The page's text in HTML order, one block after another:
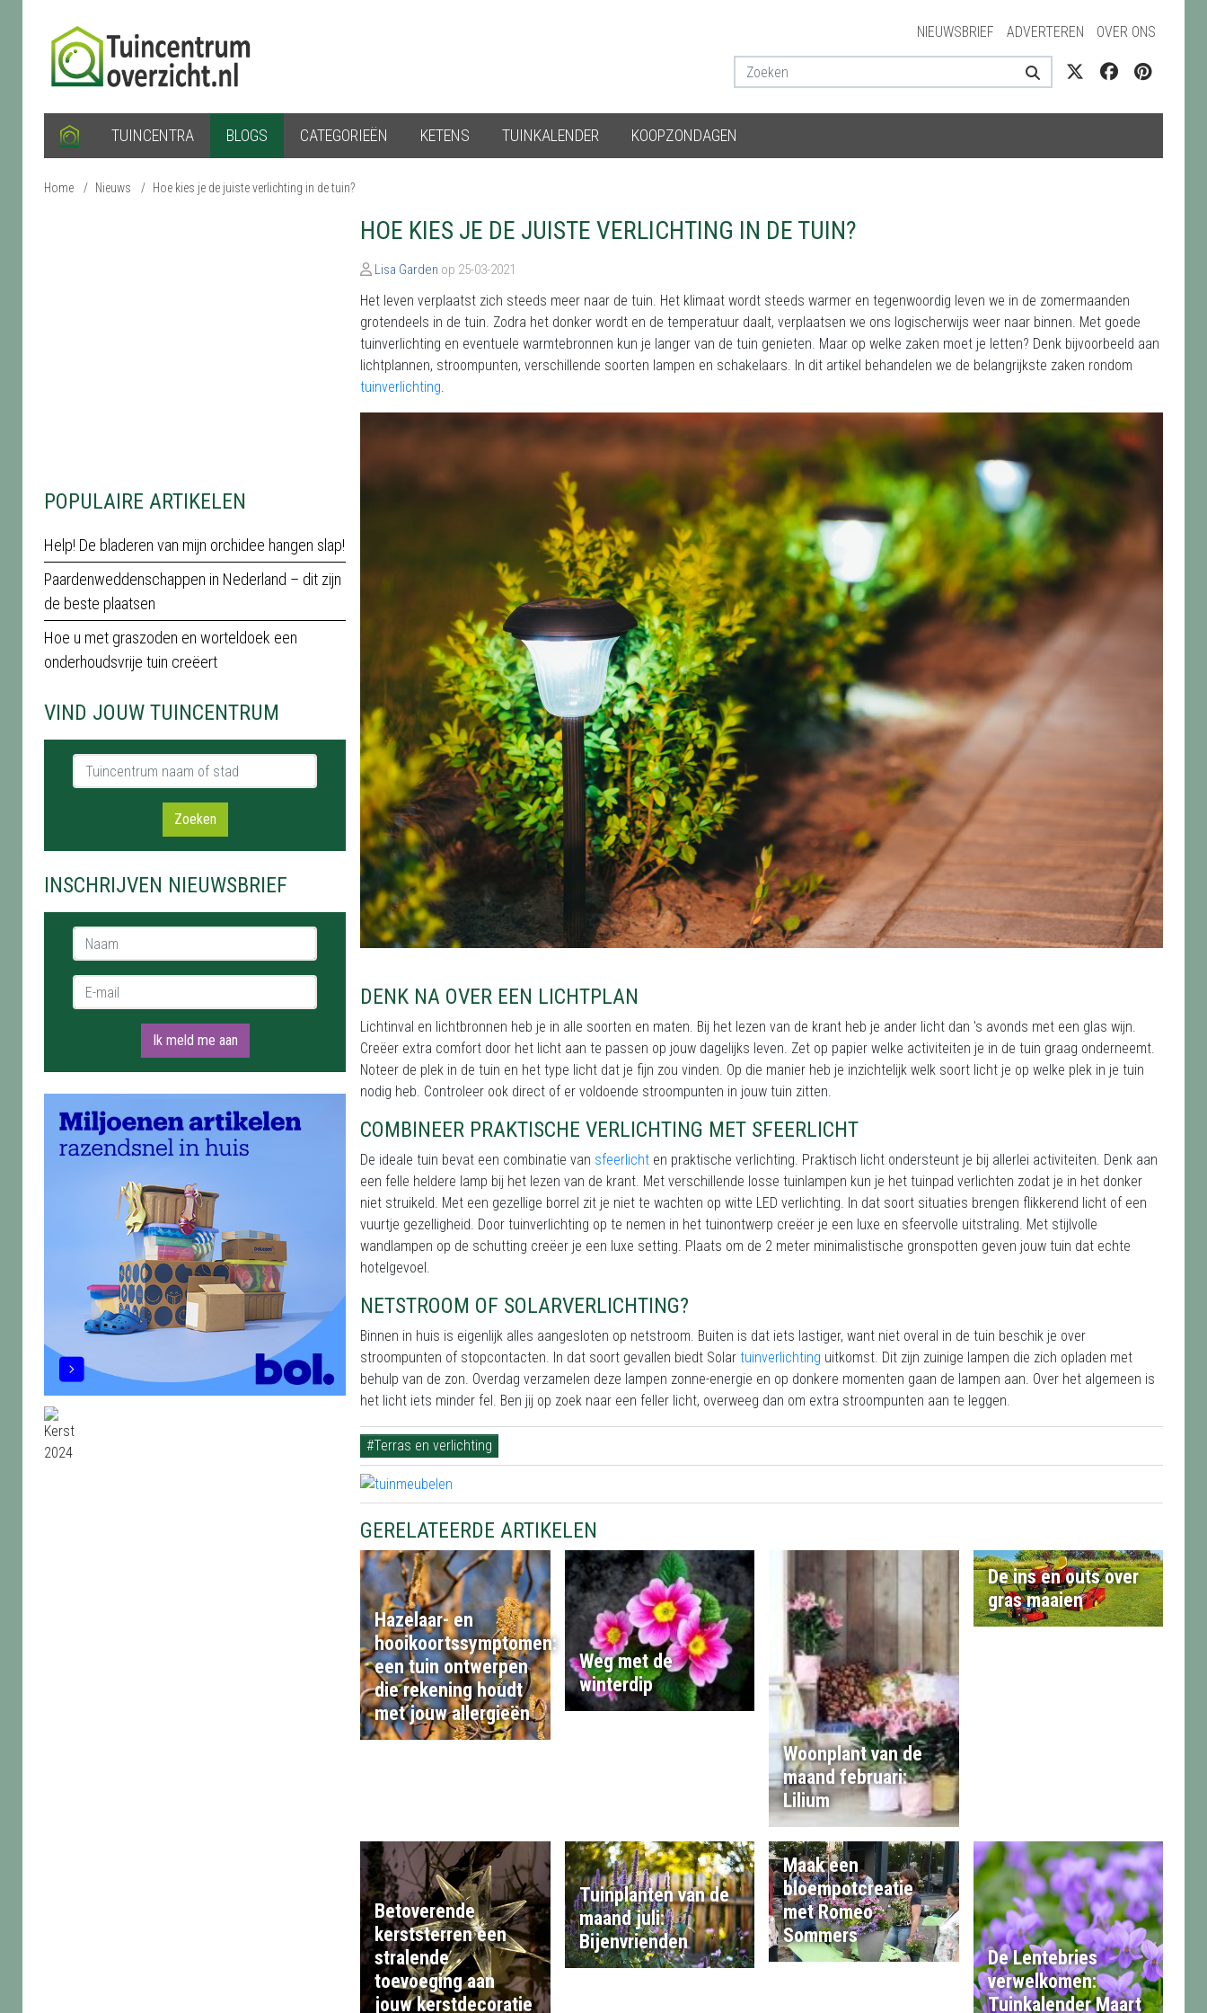
NIEUWSBRIEF ADVERTEREN OVER ONS
TUINCENTRA BLOGS CATEGORIEËN KETENS TUINKALENDER KOOPZONDAGEN
Home / Nieuws / Hoe kies je de juiste verlichting in de tuin?
POPULAIRE ARTIKELEN
Help! De bladeren van mijn orchidee hangen slap!
Paardenweddenschappen in Nederland – dit zijn
de beste plaatsen
Hoe u met graszoden en worteldoek een
onderhoudsvrije tuin creëert
VIND JOUW TUINCENTRUM
Tuincentrum naam of stad
Zoeken
INSCHRIJVEN NIEUWSBRIEF
Naam *
E-mail *
Ik meld me aan
HOE KIES JE DE JUISTE VERLICHTING IN DE TUIN?
Lisa Garden op 25-03-2021
Het leven verplaatst zich steeds meer naar de tuin. Het klimaat wordt steeds warmer en tegenwoordig leven we in de zomermaanden
grotendeels in de tuin. Zodra het donker wordt en de temperatuur daalt, verplaatsen we ons logischerwijs weer naar binnen. Met goede
tuinverlichting en eventuele warmtebronnen kun je langer van de tuin genieten. Maar op welke zaken moet je letten? Denk bijvoorbeeld aan
lichtplannen, stroompunten, verschillende soorten lampen en schakelaars. In dit artikel behandelen we de belangrijkste zaken rondom
tuinverlichting.
DENK NA OVER EEN LICHTPLAN
Lichtinval en lichtbronnen heb je in alle soorten en maten. Bij het lezen van de krant heb je ander licht dan 's avonds met een glas wijn.
Creëer extra comfort door het licht aan te passen op jouw dagelijks leven. Zet op papier welke activiteiten je in de tuin graag onderneemt.
Noteer de plek in de tuin en het type licht dat je fijn zou vinden. Op die manier heb je inzichtelijk welk soort licht je op welke plek in je tuin
nodig heb. Controleer ook direct of er voldoende stroompunten in jouw tuin zitten.
COMBINEER PRAKTISCHE VERLICHTING MET SFEERLICHT
De ideale tuin bevat een combinatie van sfeerlicht en praktische verlichting. Praktisch licht ondersteunt je bij allerlei activiteiten. Denk aan
een felle heldere lamp bij het lezen van de krant. Met verschillende losse tuinlampen kun je het tuinpad verlichten zodat je in het donker
niet struikeld. Met een gezellige borrel zit je niet te wachten op witte LED verlichting. In dat soort situaties brengen flikkerend licht of een
vuurtje gezelligheid. Door tuinverlichting op te nemen in het tuinontwerp creëer je een luxe en sfeervolle uitstraling. Met stijlvolle
wandlampen op de schutting creëer je een luxe setting. Plaats om de 2 meter minimalistische gronspotten geven jouw tuin dat echte
hotelgevoel.
NETSTROOM OF SOLARVERLICHTING?
Binnen in huis is eigenlijk alles aangesloten op netstroom. Buiten is dat iets lastiger, want niet overal in de tuin beschik je over
stroompunten of stopcontacten. In dat soort gevallen biedt Solar tuinverlichting uitkomst. Dit zijn zuinige lampen die zich opladen met
behulp van de zon. Overdag verzamelen deze lampen zonne-energie en op donkere momenten gaan de lampen aan. Over het algemeen is
het licht iets minder fel. Ben jij op zoek naar een feller licht, overweeg dan om extra stroompunten aan te leggen.
#Terras en verlichting
GERELATEERDE ARTIKELEN
Hazelaar- en
hooikoortssymptomen:
een tuin ontwerpen
die rekening houdt
met jouw allergieën
Weg met de
winterdip
Woonplant van de
maand februari:
Lilium
De ins en outs over
gras maaien
Betoverende
kerststerren een
stralende
toevoeging aan
jouw kerstdecoratie
Tuinplanten van de
maand juli:
Bijenvrienden
Maak een
bloempotcreatie
met Romeo
Sommers
De Lentebries
verwelkomen:
Tuinkalender Maart